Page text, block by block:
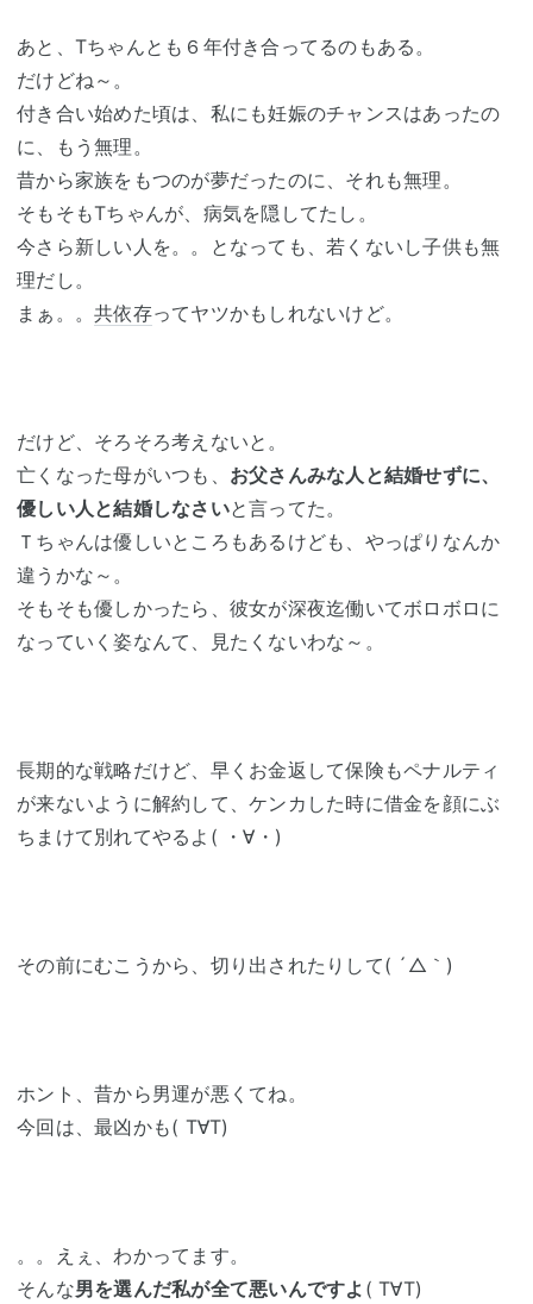
あと、Tちゃんとも６年付き合ってるのもある。
だけどね～。
付き合い始めた頃は、私にも妊娠のチャンスはあったの
に、もう無理。
昔から家族をもつのが夢だったのに、それも無理。
そもそもTちゃんが、病気を隠してたし。
今さら新しい人を。。となっても、若くないし子供も無
理だし。
まぁ。。 共依存ってヤツかもしれないけど。
だけど、そろそろ考えないと。
亡くなった母がいつも、 お父さんみな人と結婚せずに、
優しい人と結婚しなさいと言ってた。
Ｔちゃんは優しいところもあるけども、やっぱりなんか
違うかな～。
そもそも優しかったら、彼女が深夜迄働いてボロボロに
なっていく姿なんて、見たくないわな～。
長期的な戦略だけど、早くお金返して保険もペナルティ
が来ないように解約して、ケンカした時に借金を顔にぶ
ちまけて別れてやるよ( ・∀・)
その前にむこうから、切り出されたりして( ´△｀)
ホント、昔から男運が悪くてね。
今回は、最凶かも( T∀T)
。。えぇ、わかってます。
そんな男を選んだ私が全て悪いんですよ ( T∀T)